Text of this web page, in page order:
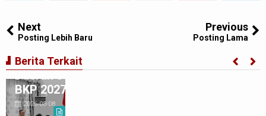
Next
Posting Lebih Baru
Previous
Posting Lama
Berita Terkait
Gubernur Bobby Nasution Minta Kepala
Daerah se-Kepulauan Nias Percepat Usulan
BKP 2027
2026-08-08